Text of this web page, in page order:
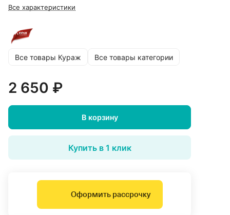
Все характеристики
Все товары Кураж Все товары категории
2 650 ₽
В корзину
Купить в 1 клик
Оформить рассрочку